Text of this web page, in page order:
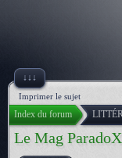
↓↓↓
Imprimer le sujet
Index du forum
Le Mag